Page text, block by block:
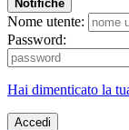
Notifiche
Nome utente:
Password:
Hai dimenticato la
Accedi